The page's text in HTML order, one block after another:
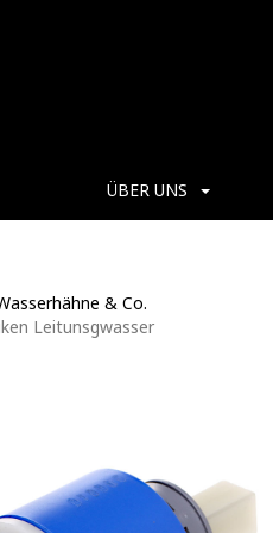
ÜBER UNS
& Co.
Leitunsgwasser